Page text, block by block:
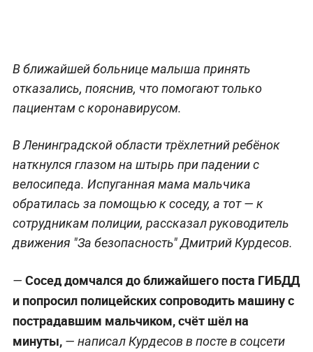
В ближайшей больнице малыша принять
отказались, пояснив, что помогают только
пациентам с коронавирусом.
В Ленинградской области трёхлетний ребёнок
наткнулся глазом на штырь при падении с
велосипеда. Испуганная мама мальчика
обратилась за помощью к соседу, а тот — к
сотрудникам полиции, рассказал руководитель
движения "За безопасность" Дмитрий Курдесов.
— Сосед домчался до ближайшего поста ГИБДД
и попросил полицейских сопроводить машину с
пострадавшим мальчиком, счёт шёл на
минуты,— написал Курдесов в посте в соцсети